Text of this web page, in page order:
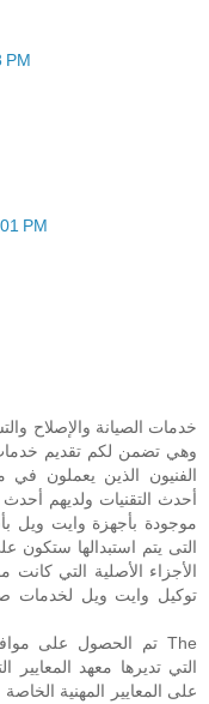
PM
PM
خدمات الصيانة والإصلاح
وهي تضمن لكم تقديم
الفنيون الذين يعملون
أحدث التقنيات ولديهم
موجودة بأجهزة وايت ويل
التى يتم استبدالها ستكون
الأجزاء الأصلية التي
توكيل وايت ويل لخدمات